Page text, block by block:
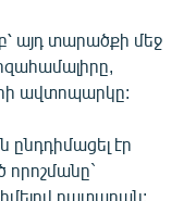
այդ տարածքի մեջ
ավտոպարկը:
էր
որոշմանը`
դատարան: